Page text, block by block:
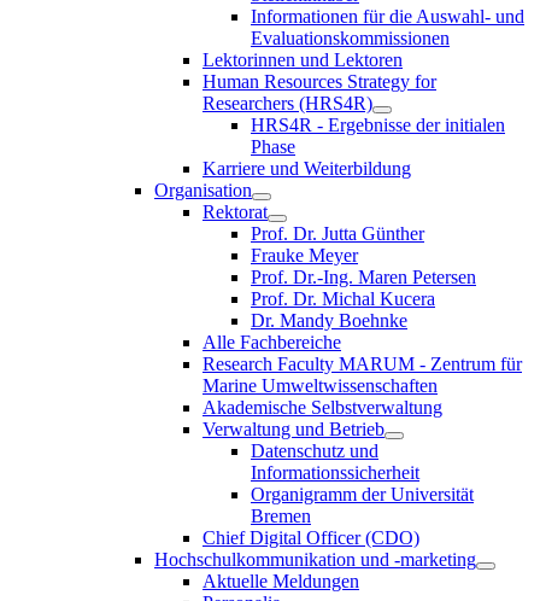
Informationen für die Auswahl- und
Evaluationskommissionen
Lektorinnen und Lektoren
Human Resources Strategy for
Researchers (HRS4R)
HRS4R - Ergebnisse der initialen
Phase
Karriere und Weiterbildung
Organisation
Rektorat
Prof. Dr. Jutta Günther
Frauke Meyer
Prof. Dr.-Ing. Maren Petersen
Prof. Dr. Michal Kucera
Dr. Mandy Boehnke
Alle Fachbereiche
Research Faculty MARUM - Zentrum für
Marine Umweltwissenschaften
Akademische Selbstverwaltung
Verwaltung und Betrieb
Datenschutz und
Informationssicherheit
Organigramm der Universität
Bremen
Chief Digital Officer (CDO)
Hochschulkommunikation und -marketing
Aktuelle Meldungen